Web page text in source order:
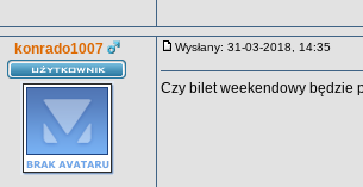
konrado1007 Wysłany: 31-03-2018, 14:35
Czy bilet weekendowy będzie